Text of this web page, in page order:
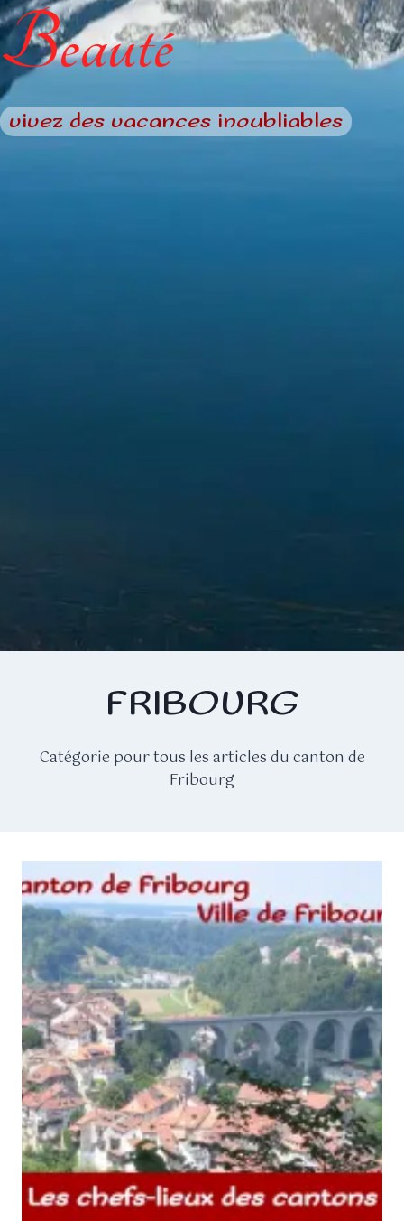
Beauté
vivez des vacances inoubliables
FRIBOURG
Catégorie pour tous les articles du canton de
Fribourg